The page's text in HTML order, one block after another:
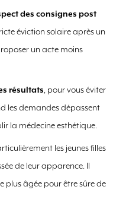
des consignes post
éviction solaire après un
un acte moins
résultats, pour vous éviter
les demandes dépassent
la médecine esthétique.
les jeunes filles
de leur apparence. Il
plus âgée pour être sûre de